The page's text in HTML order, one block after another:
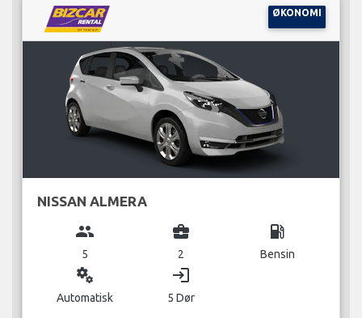
ØKONOMI
NISSAN ALMERA
group
5
business_center
2
local_gas_station
Bensin
miscellaneous_services
Automatisk
login
5 Dør